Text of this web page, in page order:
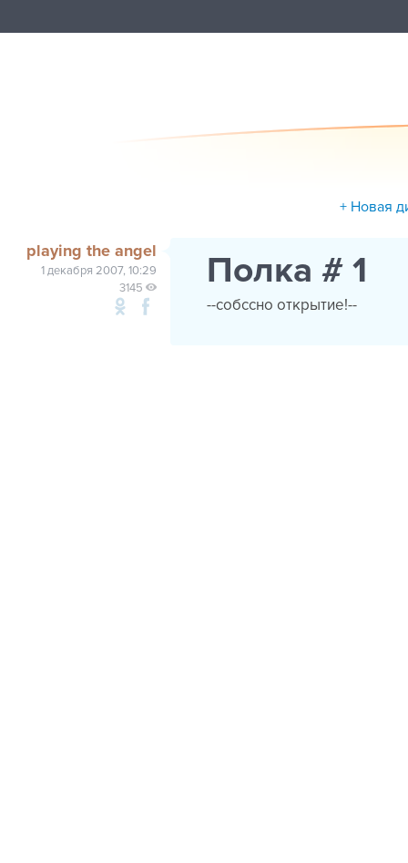
+ Новая
playing the angel
1 декабря 2007, 10:29
3145
Полка # 1
--собссно открытие!--